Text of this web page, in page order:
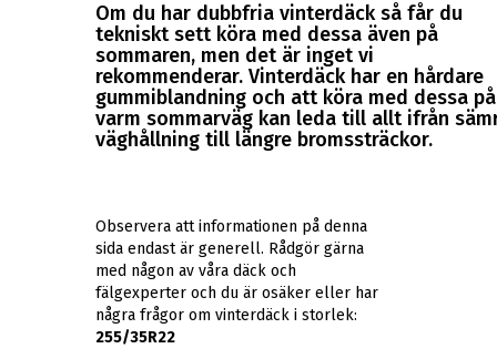
Om du har dubbfria vinterdäck så får du
tekniskt sett köra med dessa även på
sommaren, men det är inget vi
rekommenderar. Vinterdäck har en hårdare
gummiblandning och att köra med dessa
varm sommarväg kan leda till allt ifrån
väghållning till längre bromssträckor.
Observera att informationen på denna
sida endast är generell. Rådgör gärna
med någon av våra däck och
fälgexperter och du är osäker eller har
några frågor om vinterdäck i storlek:
255/35R22